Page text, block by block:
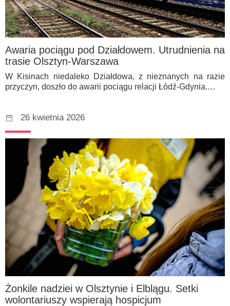
Awaria pociągu pod Działdowem. Utrudnienia na
trasie Olsztyn-Warszawa
W Kisinach niedaleko Działdowa, z nieznanych na razie
przyczyn, doszło do awarii pociągu relacji Łódź-Gdynia.…
26 kwietnia 2026
Żonkile nadziei w Olsztynie i Elblągu. Setki
wolontariuszy wspierają hospicjum